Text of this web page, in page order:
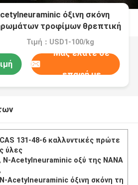
όξινη σκόνη
τροφίμων θρεπτική
Τιμή：USD1-100/kg
Μας ελάτε σε
επαφή με
CAS 131-48-6 καλλυντικές πρώτε
ς ύλες
, Ν-Acetylneuraminic οξύ της NANA
,
Ν-Acetylneuraminic όξινη σκόνη τη